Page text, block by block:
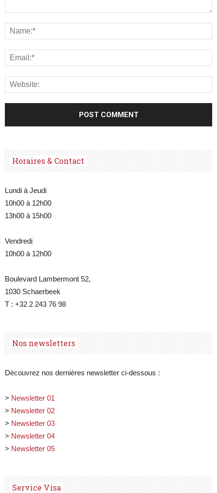
Horaires & Contact
Lundi à Jeudi
10h00 à 12h00
13h00 à 15h00
Vendredi
10h00 à 12h00
Boulevard Lambermont 52,
1030 Schaerbeek
T : +32 2 243 76 98
Nos newsletters
Découvrez nos dernières newsletter ci-dessous :
> Newsletter 01
> Newsletter 02
> Newsletter 03
> Newsletter 04
> Newsletter 05
Service Visa